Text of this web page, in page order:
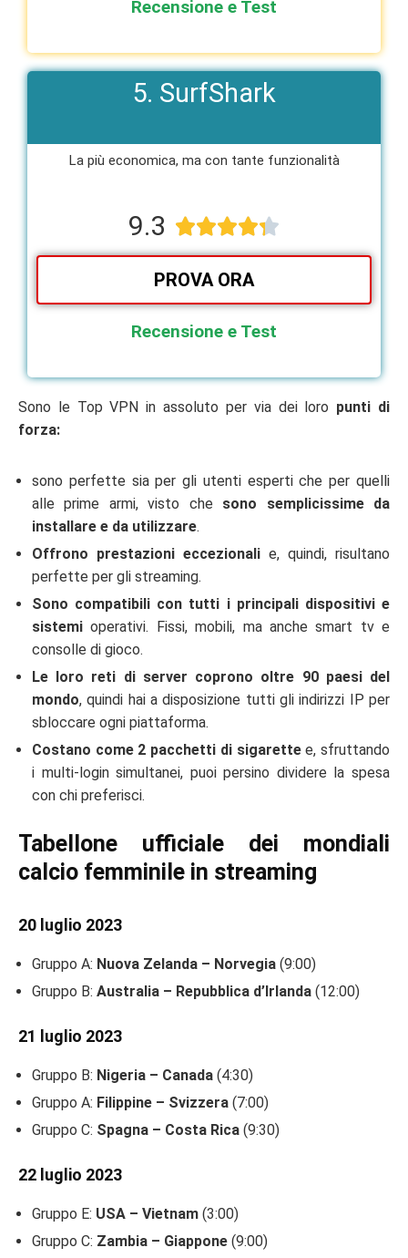
Recensione e Test
5. SurfShark
La più economica, ma con tante funzionalità​
9.3 
PROVA ORA
Recensione e Test
Sono le Top VPN in assoluto per via dei loro punti di
forza:
sono perfette sia per gli utenti esperti che per quelli
alle prime armi, visto che sono semplicissime da
installare e da utilizzare.
Offrono prestazioni eccezionali e, quindi, risultano
perfette per gli streaming.
Sono compatibili con tutti i principali dispositivi e
sistemi operativi. Fissi, mobili, ma anche smart tv e
consolle di gioco.
Le loro reti di server coprono oltre 90 paesi del
mondo, quindi hai a disposizione tutti gli indirizzi IP per
sbloccare ogni piattaforma.
Costano come 2 pacchetti di sigarettee, sfruttando
i multi-login simultanei, puoi persino dividere la spesa
con chi preferisci.
Tabellone ufficiale dei mondiali
calcio femminile in streaming
20 luglio 2023
Gruppo A: Nuova Zelanda – Norvegia (9:00)
Gruppo B: Australia – Repubblica d’Irlanda (12:00)
21 luglio 2023
Gruppo B: Nigeria – Canada (4:30)
Gruppo A: Filippine – Svizzera (7:00)
Gruppo C: Spagna – Costa Rica (9:30)
22 luglio 2023
Gruppo E: USA – Vietnam (3:00)
Gruppo C: Zambia – Giappone (9:00)